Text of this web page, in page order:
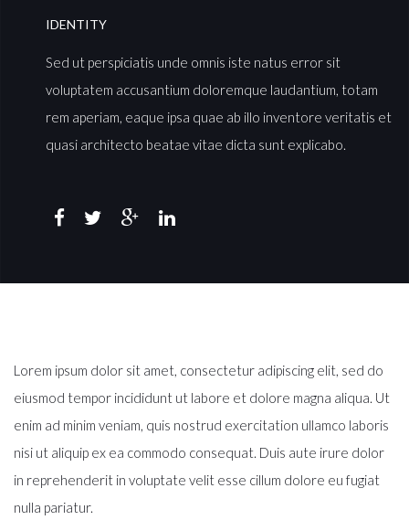
IDENTITY
Sed ut perspiciatis unde omnis iste natus error sit
voluptatem accusantium doloremque laudantium, totam
rem aperiam, eaque ipsa quae ab illo inventore veritatis et
quasi architecto beatae vitae dicta sunt explicabo.
Lorem ipsum dolor sit amet, consectetur adipiscing elit, sed do
eiusmod tempor incididunt ut labore et dolore magna aliqua. Ut
enim ad minim veniam, quis nostrud exercitation ullamco laboris
nisi ut aliquip ex ea commodo consequat. Duis aute irure dolor
in reprehenderit in voluptate velit esse cillum dolore eu fugiat
nulla pariatur.